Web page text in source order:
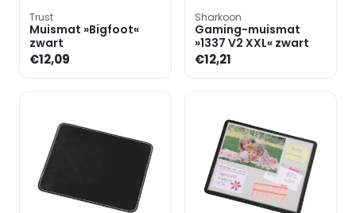
Trust
Muismat »Bigfoot«
zwart
€12,09
Sharkoon
Gaming-muismat
»1337 V2 XXL« zwart
€12,21